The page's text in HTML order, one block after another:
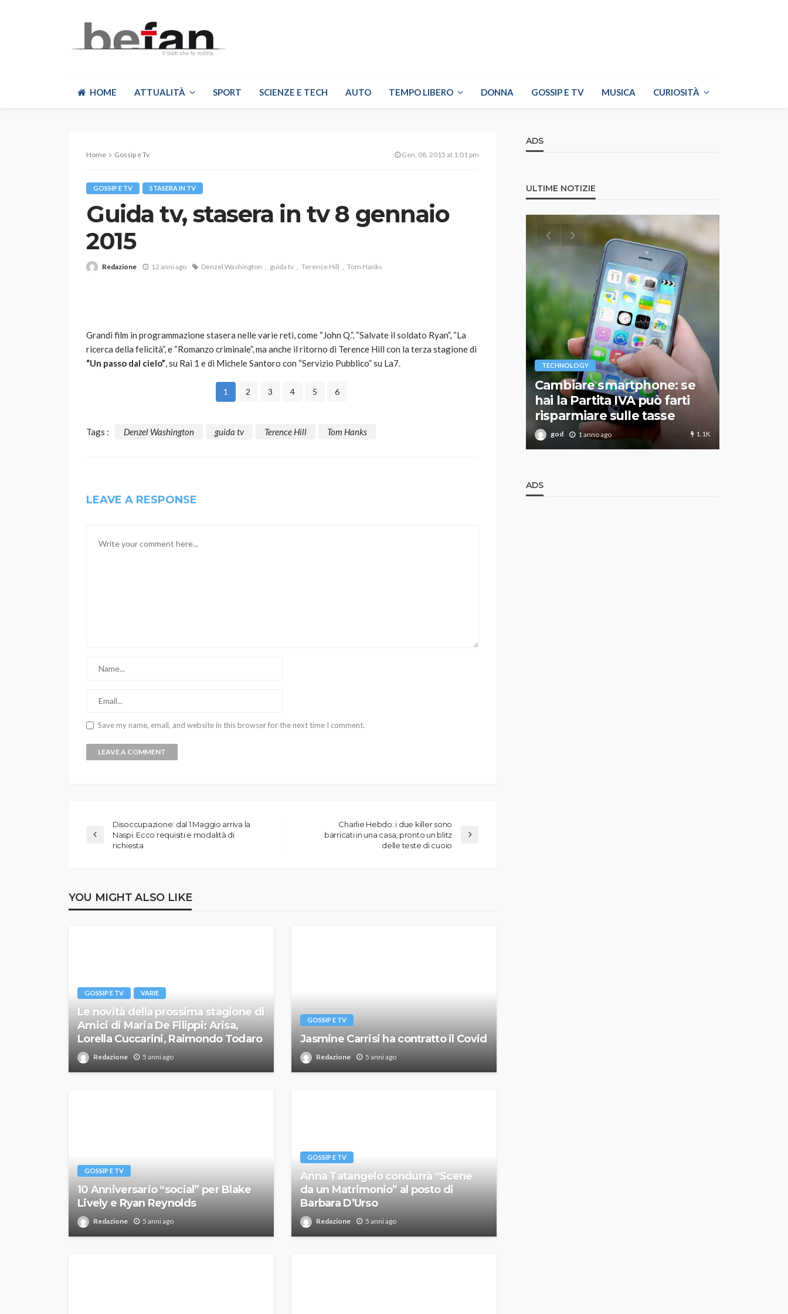
HOME ATTUALITÀ SPORT SCIENZE E TECH AUTO TEMPO LIBERO DONNA GOSSIP E TV MUSICA CURIOSITÀ
Home Gossip e Tv Gen. 08, 2015 at 1:01 pm
GOSSIP E TV STASERA IN TV
Guida tv, stasera in tv 8 gennaio
2015
Redazione 12 anni ago Denzel Washington guida tv Terence Hill Tom Hanks
Grandi film in programmazione stasera nelle varie reti, come “John Q.”, “Salvate il soldato Ryan”, “La
ricerca della felicità”, e “Romanzo criminale”, ma anche il ritorno di Terence Hill con la terza stagione di
“Un passo dal cielo”, su Rai 1 e di Michele Santoro con “Servizio Pubblico” su La7.
1 2 3 4 5 6
Tags : Denzel Washington guida tv Terence Hill Tom Hanks
LEAVE A RESPONSE
Save my name, email, and website in this browser for the next time I comment.
Disoccupazione: dal 1 Maggio arriva la
Naspi. Ecco requisiti e modalità di
richiesta
Charlie Hebdo: i due killer sono
barricati in una casa, pronto un blitz
delle teste di cuoio
YOU MIGHT ALSO LIKE
GOSSIP E TV VARIE
Le novità della prossima stagione di
Amici di Maria De Filippi: Arisa,
Lorella Cuccarini, Raimondo Todaro
Redazione 5 anni ago
GOSSIP E TV
Jasmine Carrisi ha contratto il Covid
Redazione 5 anni ago
GOSSIP E TV
10 Anniversario “social” per Blake
Lively e Ryan Reynolds
Redazione 5 anni ago
GOSSIP E TV
Anna Tatangelo condurrà “Scene
da un Matrimonio” al posto di
Barbara D’Urso
Redazione 5 anni ago
ADS
ULTIME NOTIZIE
Robot tagliaerba: quale
god 1 anno ago
AUTO SPORT
MG alle Final 8 di Coppa
Davis: tennis mondiale e
god
TECHNOLOGY
Cambiare smartphone: se
hai la Partita IVA può farti
risparmiare sulle tasse
god 1 anno ago 1.1K
ADS